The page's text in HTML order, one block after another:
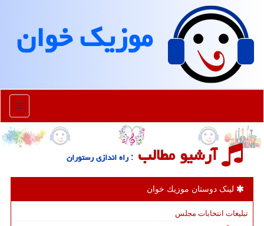
موزیك خوان
منو
آرشیو مطالب : راه اندازی رستوران
لینک دوستان موزیك خوان
تبلیغات انتخابات مجلس